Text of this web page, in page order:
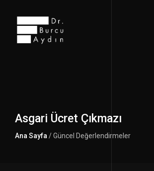
Asgari Ücret Çıkmazı
Ana Sayfa / Güncel Değerlendirmeler